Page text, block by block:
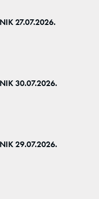
27.07.2026.
30.07.2026.
29.07.2026.